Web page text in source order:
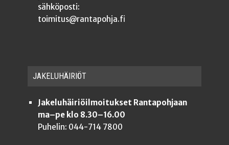
sähköposti:
toimitus@rantapohja.fi
JAKE­LU­HÄI­RIÖT
Jakeluhäiriöilmoitukset Rantapohjaan
ma–pe klo 8.30–16.00
Puhelin: 044-714 7800